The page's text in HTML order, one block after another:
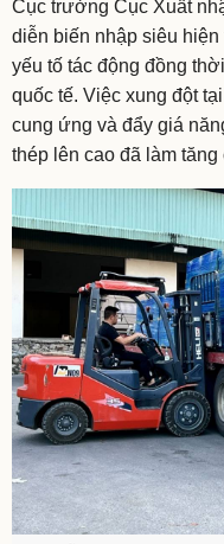
Cục trưởng Cục Xuất
diễn biến nhập siêu
yếu tố tác động đồng
quốc tế. Việc xung đột
cung ứng và đẩy giá
thép lên cao đã làm